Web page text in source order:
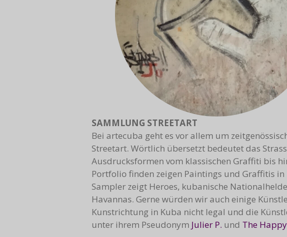
SAMMLUNG STREETART
Bei artecuba geht es vor allem um
Streetart. Wörtlich übersetzt bedeutet das
Ausdrucksformen vom klassischen Graffiti bis
Portfolio finden zeigen Paintings und Graffitis
Sampler zeigt Heroes, kubanische
Havannas. Gerne würden wir auch einige
Kunstrichtung in Kuba nicht legal und die
unter ihrem Pseudonym Julier P. und The